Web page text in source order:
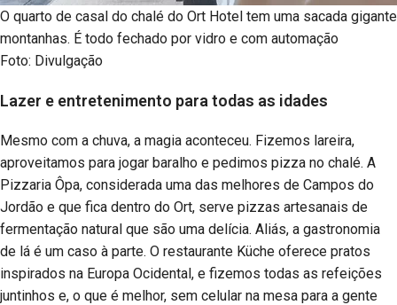
O quarto de casal do chalé do Ort Hotel tem uma sacada
montanhas. É todo fechado por vidro e com automação
Foto: Divulgação
Lazer e entretenimento para todas as idades
Mesmo com a chuva, a magia aconteceu. Fizemos lareira,
aproveitamos para jogar baralho e pedimos pizza no chalé. A
Pizzaria Ôpa, considerada uma das melhores de Campos do
Jordão e que fica dentro do Ort, serve pizzas artesanais de
fermentação natural que são uma delícia. Aliás, a gastronomia
de lá é um caso à parte. O restaurante Küche oferece pratos
inspirados na Europa Ocidental, e fizemos todas as refeições
juntinhos e, o que é melhor, sem celular na mesa para a gente